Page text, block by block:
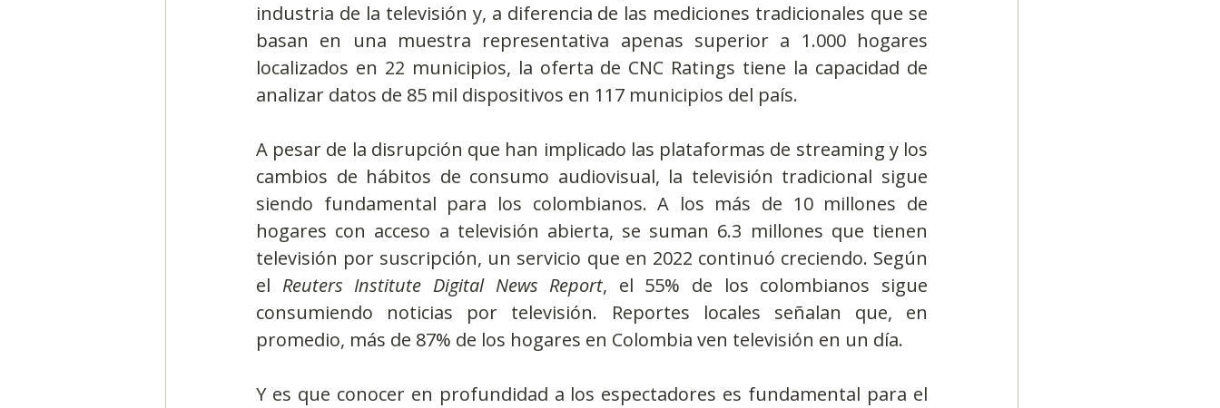
industria de la televisión y, a diferencia de las mediciones tradicionales que se
basan en una muestra representativa apenas superior a 1.000 hogares
localizados en 22 municipios, la oferta de CNC Ratings tiene la capacidad de
analizar datos de 85 mil dispositivos en 117 municipios del país.
A pesar de la disrupción que han implicado las plataformas de streaming y los
cambios de hábitos de consumo audiovisual, la televisión tradicional sigue
siendo fundamental para los colombianos. A los más de 10 millones de
hogares con acceso a televisión abierta, se suman 6.3 millones que tienen
televisión por suscripción, un servicio que en 2022 continuó creciendo. Según
el Reuters Institute Digital News Report, el 55% de los colombianos sigue
consumiendo noticias por televisión. Reportes locales señalan que, en
promedio, más de 87% de los hogares en Colombia ven televisión en un día.
Y es que conocer en profundidad a los espectadores es fundamental para el